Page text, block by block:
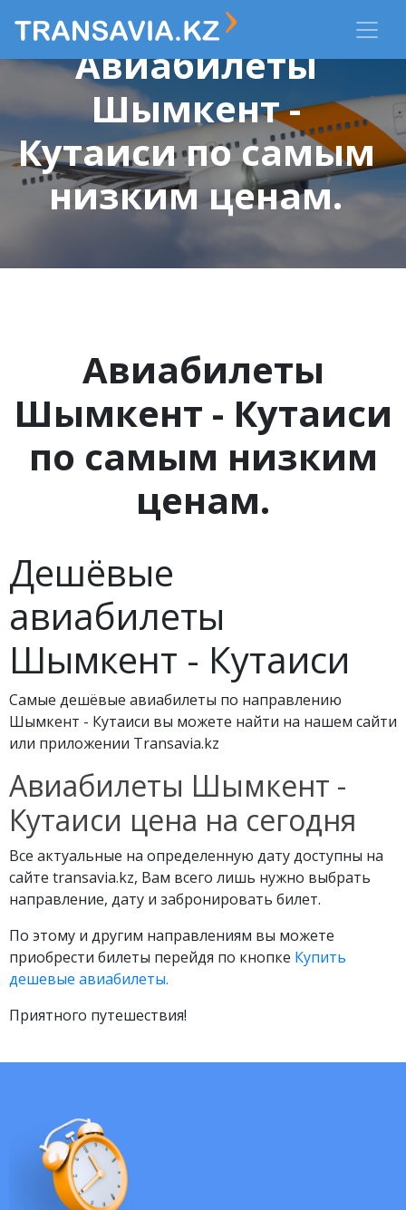
Авиабилеты
Шымкент -
Кутаиси по самым
низким ценам.
Авиабилеты
Шымкент - Кутаиси
по самым низким
ценам.
Дешёвые
авиабилеты
Шымкент - Кутаиси
Самые дешёвые авиабилеты по направлению
Шымкент - Кутаиси вы можете найти на нашем сайти
или приложении Transavia.kz
Авиабилеты Шымкент -
Кутаиси цена на сегодня
Все актуальные на определенную дату доступны на
сайте transavia.kz, Вам всего лишь нужно выбрать
направление, дату и забронировать билет.
По этому и другим направлениям вы можете
приобрести билеты перейдя по кнопке Купить
дешевые авиабилеты.
Приятного путешествия!